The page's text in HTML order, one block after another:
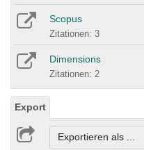
Scopus
Zitationen: 3
Dimensions
Zitationen: 2
Export
Exportieren als ...